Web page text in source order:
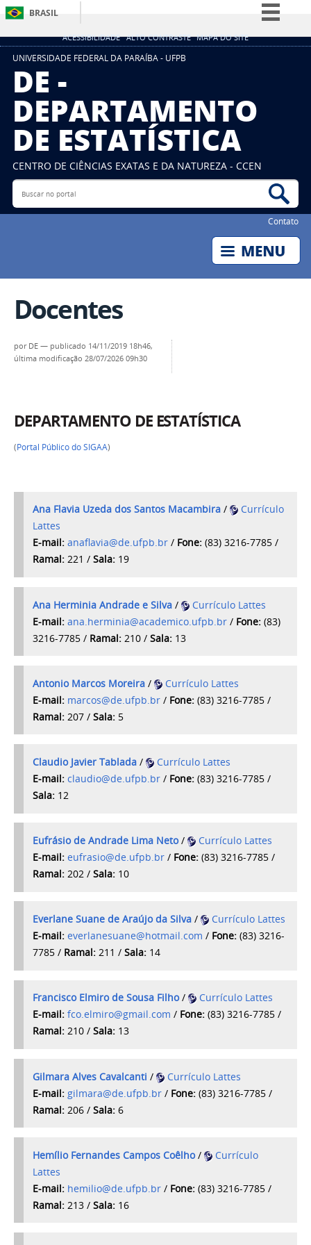
ACESSIBILIDADE ALTO CONTRASTE MAPA DO SITE
BRASIL
Simplifique!
Acesso à informação
Legislação
Canais
UNIVERSIDADE FEDERAL DA PARAÍBA - UFPB
DE -
DEPARTAMENTO
DE ESTATÍSTICA
CENTRO DE CIÊNCIAS EXATAS E DA NATUREZA - CCEN
Buscar no portal
Contato
Docentes
por DE — publicado 14/11/2019 18h46,
última modificação 28/07/2026 09h30
DEPARTAMENTO DE ESTATÍSTICA
(Portal Público do SIGAA)
Ana Flavia Uzeda dos Santos Macambira /
Currículo
Lattes
E-mail: anaflavia@de.ufpb.br / Fone: (83) 3216-7785 /
Ramal: 221 /Sala: 19
Ana Herminia Andrade e Silva /
Currículo Lattes
E-mail: ana.herminia@academico.ufpb.br / Fone: (83)
3216-7785/ Ramal: 210 /Sala: 13
Antonio Marcos Moreira /
Currículo Lattes
E-mail: marcos@de.ufpb.br / Fone: (83) 3216-7785 /
Ramal: 207 /Sala: 5
Claudio Javier Tablada /
Currículo Lattes
E-mail: claudio@de.ufpb.br / Fone: (83) 3216-7785 /
Sala: 12
Eufrásio de Andrade Lima Neto/
Currículo Lattes
E-mail: eufrasio@de.ufpb.br / Fone: (83) 3216-7785/
Ramal: 202 /Sala: 10
Everlane Suane de Araújo da Silva /
Currículo Lattes
E-mail: everlanesuane@hotmail.com / Fone: (83) 3216-
7785/ Ramal: 211 /Sala: 14
Francisco Elmiro de Sousa Filho/
Currículo Lattes
E-mail: fco.elmiro@gmail.com/ Fone: (83) 3216-7785 /
Ramal: 210 /Sala: 13
Gilmara Alves Cavalcanti / Currículo Lattes
E-mail: gilmara@de.ufpb.br / Fone: (83) 3216-7785 /
Ramal: 206 /Sala: 6
Hemílio Fernandes Campos Coêlho/
Currículo
Lattes
E-mail: hemilio@de.ufpb.br / Fone: (83) 3216-7785 /
Ramal: 213 /Sala: 16